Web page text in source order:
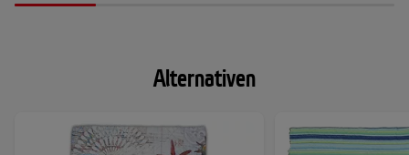
Alternativen